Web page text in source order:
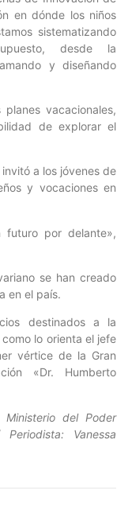
en dónde los niños
sistematizando
desde la
y diseñando
vacacionales,
de explorar el
a los jóvenes de
y vocaciones en
futuro por delante»,
se han creado
en el país.
destinados a la
lo orienta el jefe
vértice de la Gran
«Dr. Humberto
Ministerio del Poder
Vanessa